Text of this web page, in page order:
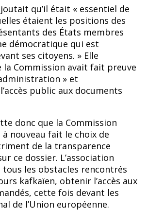
qu’il était « essentiel de
étaient les positions des
des États membres
démocratique qui est
ses citoyens. » Elle
la Commission avait fait preuve
» et
public aux documents
donc que la Commission
nouveau fait le choix de
de la transparence
ce dossier. L’association
les obstacles rencontrés
kafkaïen, obtenir l’accès aux
cette fois devant les
de l’Union européenne.